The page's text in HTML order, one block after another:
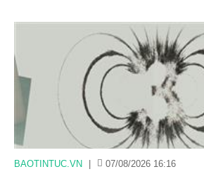
BAOTINTUC.VN 07/08/2026 16:16